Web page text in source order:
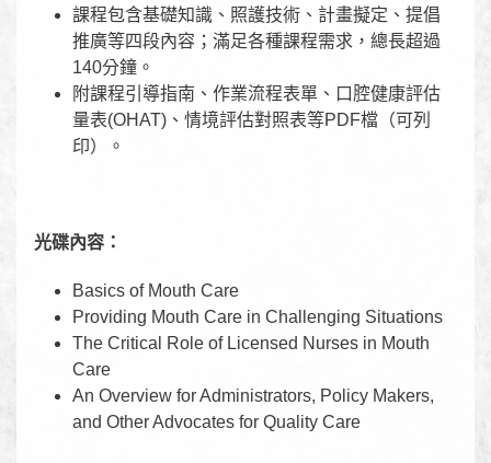
課程包含基礎知識、照護技術、計畫擬定、提倡
推廣等四段內容；滿足各種課程需求，總長超過
140分鐘。
附課程引導指南、作業流程表單、口腔健康評估
量表(OHAT)、情境評估對照表等PDF檔（可列
印）。
光碟內容：
Basics of Mouth Care
Providing Mouth Care in Challenging Situations
The Critical Role of Licensed Nurses in Mouth
Care
An Overview for Administrators, Policy Makers,
and Other Advocates for Quality Care